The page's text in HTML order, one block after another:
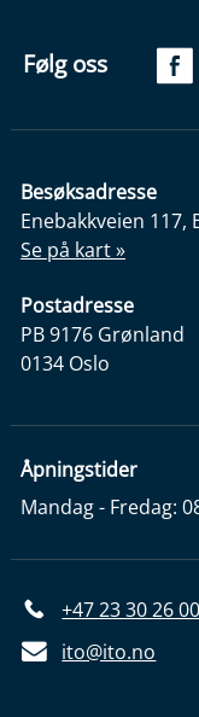
Følg oss
Besøksadresse
Enebakkveien 117,
Se på kart »
Postadresse
PB 9176 Grønland
0134 Oslo
Åpningstider
Mandag - Fredag:
+47 23 30 26 00
ito@ito.no